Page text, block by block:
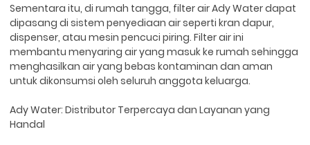
Sementara itu, di rumah tangga, filter air Ady Water dapat
dipasang di sistem penyediaan air seperti kran dapur,
dispenser, atau mesin pencuci piring. Filter air ini
membantu menyaring air yang masuk ke rumah sehingga
menghasilkan air yang bebas kontaminan dan aman
untuk dikonsumsi oleh seluruh anggota keluarga.
Ady Water: Distributor Terpercaya dan Layanan yang
Handal